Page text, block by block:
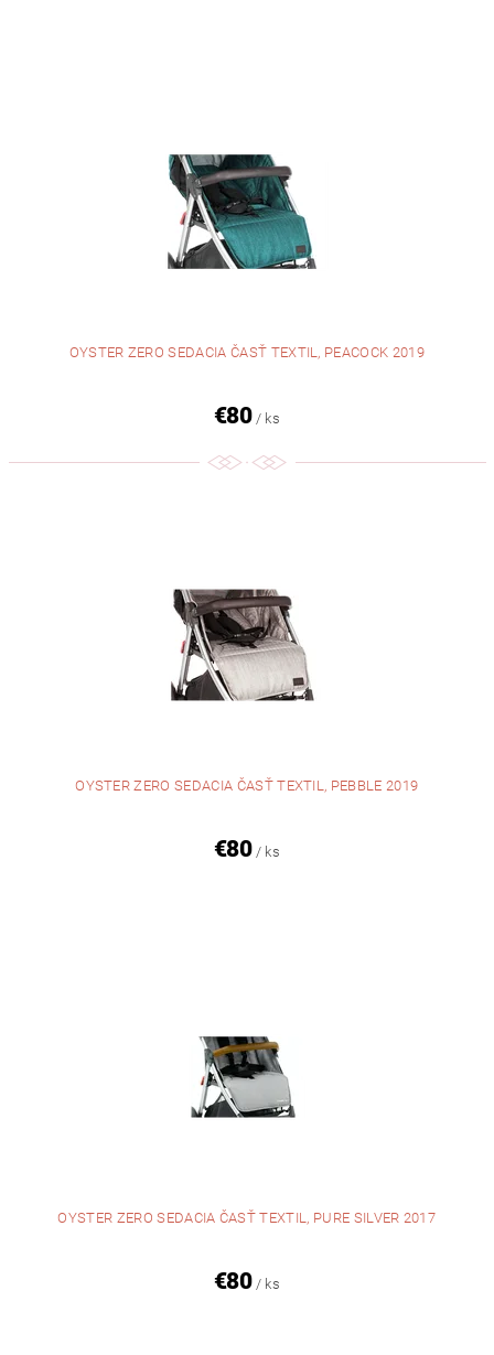
OYSTER ZERO SEDACIA ČASŤ TEXTIL, PEACOCK 2019
€80 / ks
OYSTER ZERO SEDACIA ČASŤ TEXTIL, PEBBLE 2019
€80 / ks
OYSTER ZERO SEDACIA ČASŤ TEXTIL, PURE SILVER 2017
€80 / ks